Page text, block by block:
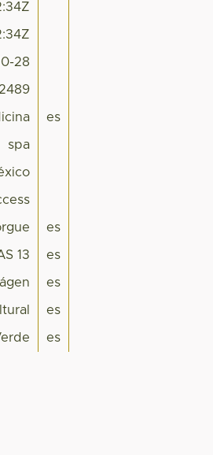
28
es
spa
es
13 es
es
es
es